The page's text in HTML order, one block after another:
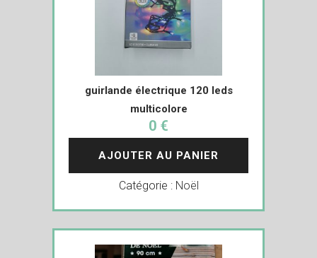
guirlande électrique 120 leds
multicolore
0 €
AJOUTER AU PANIER
Catégorie : Noël